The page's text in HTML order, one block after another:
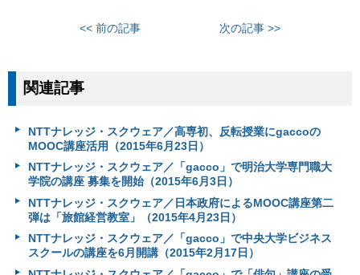
<< 前の記事 次の記事 >>
関連記事
NTTナレッジ・スクウェア／高専初、反転授業にgaccoの
MOOC講座活用（2015年6月23日）
NTTナレッジ・スクウェア／「gacco」で明治大学専門職大
学院の講座 募集を開始（2015年6月3日）
NTTナレッジ・スクウェア／日本政府によるMOOC講座第二
弾は「旅館経営教室」（2015年4月23日）
NTTナレッジ・スクウェア／「gacco」で中央大学ビジネス
スクールの講座を6月開講（2015年2月17日）